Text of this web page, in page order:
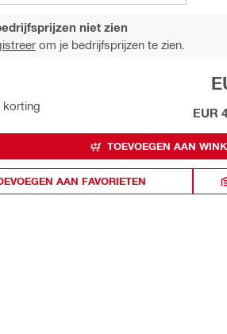
niet zien
om je bedrijfsprijzen te zien.
korting EUR
TOEVOEGEN AAN
AAN FAVORIETEN